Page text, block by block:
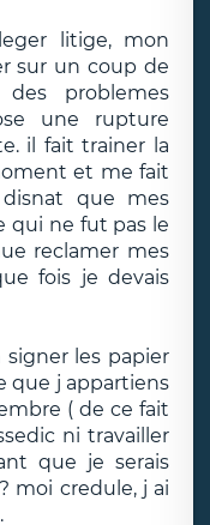
litige, mon
sur un coup de
problemes
une rupture
il fait trainer la
et me fait
que mes
qui ne fut pas le
reclamer mes
fois je devais
les papier
que j appartiens
( de ce fait
ni travailler
que je serais
moi credule, j ai